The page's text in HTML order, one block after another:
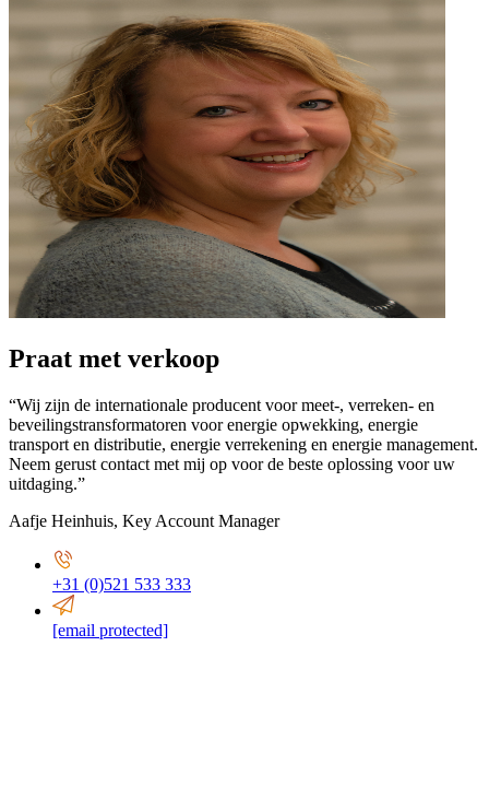
Praat met verkoop
“Wij zijn de internationale producent voor meet-, verreken- en
beveilingstransformatoren voor energie opwekking, energie
transport en distributie, energie verrekening en energie management.
Neem gerust contact met mij op voor de beste oplossing voor uw
uitdaging.”
Aafje Heinhuis, Key Account Manager
+31 (0)521 533 333
[email protected]